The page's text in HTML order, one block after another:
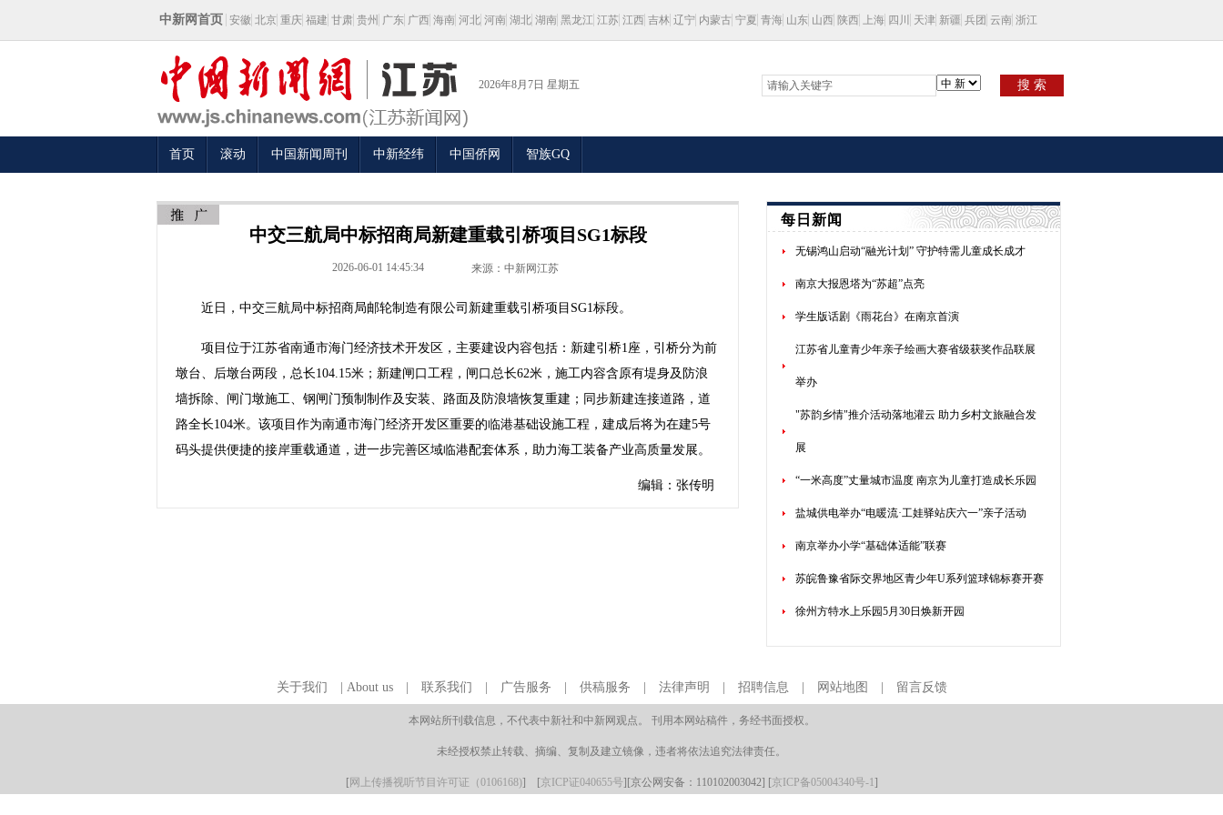
中新网首页 安徽 北京 重庆 福建 甘肃 贵州 广东 广西 海南 河北 河南 湖北 湖南 黑龙江 江苏 江西 吉林 辽宁 内蒙古 宁夏 青海 山东 山西 陕西 上海 四川 天津 新疆 兵团 云南 浙江
2026年8月7日 星期五 搜 索
首页 滚动 中国新闻周刊 中新经纬 中国侨网 智族GQ
中交三航局中标招商局新建重载引桥项目SG1标段
2026-06-01 14:45:34 来源：中新网江苏
近日，中交三航局中标招商局邮轮制造有限公司新建重载引桥项目SG1标段。
项目位于江苏省南通市海门经济技术开发区，主要建设内容包括：新建引桥1座，引桥分为前
墩台、后墩台两段，总长104.15米；新建闸口工程，闸口总长62米，施工内容含原有堤身及防浪
墙拆除、闸门墩施工、钢闸门预制制作及安装、路面及防浪墙恢复重建；同步新建连接道路，道
路全长104米。该项目作为南通市海门经济开发区重要的临港基础设施工程，建成后将为在建5号
码头提供便捷的接岸重载通道，进一步完善区域临港配套体系，助力海工装备产业高质量发展。
编辑：张传明
每日新闻
无锡鸿山启动“融光计划” 守护特需儿童成长成才
南京大报恩塔为“苏超”点亮
学生版话剧《雨花台》在南京首演
江苏省儿童青少年亲子绘画大赛省级获奖作品联展
举办
"苏韵乡情"推介活动落地灌云 助力乡村文旅融合发
展
“一米高度”丈量城市温度 南京为儿童打造成长乐园
盐城供电举办“电暖流·工娃驿站庆六一”亲子活动
南京举办小学“基础体适能”联赛
苏皖鲁豫省际交界地区青少年U系列篮球锦标赛开赛
徐州方特水上乐园5月30日焕新开园
关于我们 About us| 联系我们 广告服务 供稿服务 法律声明 招聘信息 网站地图 留言反馈
本网站所刊载信息，不代表中新社和中新网观点。 刊用本网站稿件，务经书面授权。
未经授权禁止转载、摘编、复制及建立镜像，违者将依法追究法律责任。
[网上传播视听节目许可证（0106168)] [京ICP证040655号][京公网安备：110102003042] [京ICP备05004340号-1]